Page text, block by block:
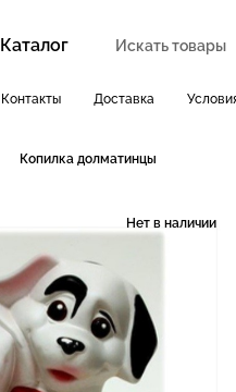
Каталог
Контакты Доставка
Копилка долматинцы
Нет в наличии